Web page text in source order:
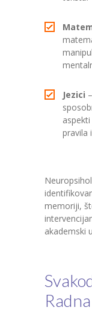
Jezici
pravila
memoriji,
akademski